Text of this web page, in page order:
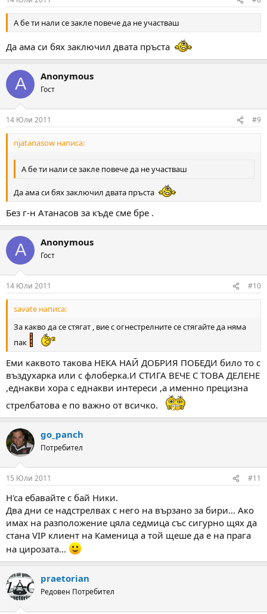
А бе ти нали се закле повече да не участваш
Да ама си бях заключил двата пръста
A Anonymous
Гост
14 Юли 2011 #9
njatanasow написа:
А бе ти нали се закле повече да не участваш
Да ама си бях заключил двата пръста
Без г-н Атанасов за къде сме бре .
A Anonymous
Гост
14 Юли 2011 #10
savate написа:
За какво да се стягат , вие с огнестрелните се стягайте да няма
пак
Еми каквото такова НЕКА НАЙ ДОБРИЯ ПОБЕДИ било то с
въздухарка или с флоберка.И СТИГА ВЕЧЕ С ТОВА ДЕЛЕНЕ
,еднакви хора с еднакви интереси ,а именно прецизна
стрелбатова е по важно от всичко.
go_panch
Потребител
15 Юли 2011 #11
Н'са ебавайте с бай Ники.
Два дни се надстрелвах с него на вързано за бири... Ако
имах на разположение цяла седмица със сигурно щях да
стана VIP клиент на Каменица а той щеше да е на прага
на цирозата...
praetorian
Редовен Потребител